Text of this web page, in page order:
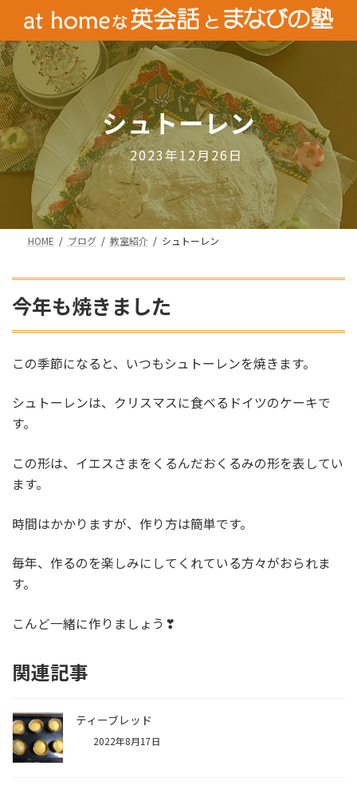
テ
ン
ツ
へ
ス
キ
ッ
プ
ゲ
ー
シ
ョ
ン
に
移
動
シュトーレン
2023年12月26日
HOME ブログ 教室紹介 シュトーレン
今年も焼きました
この季節になると、いつもシュトーレンを焼きます。
シュトーレンは、クリスマスに食べるドイツのケーキで
す。
この形は、イエスさまをくるんだおくるみの形を表してい
ます。
時間はかかりますが、作り方は簡単です。
毎年、作るのを楽しみにしてくれている方々がおられま
す。
こんど一緒に作りましょう❣
関連記事
ティーブレッド
2022年8月17日